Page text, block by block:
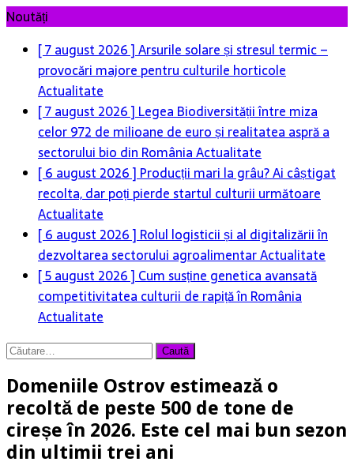
Noutăți
[ 7 august 2026 ]Arsurile solare și stresul termic –
provocări majore pentru culturile horticole
Actualitate
[ 7 august 2026 ] Legea Biodiversității între miza
celor 972 de milioane de euro și realitatea aspră a
sectorului bio din RomâniaActualitate
[ 6 august 2026 ] Producții mari la grâu? Ai câștigat
recolta, dar poți pierde startul culturii următoare
Actualitate
[ 6 august 2026 ] Rolul logisticii și al digitalizării în
dezvoltarea sectorului agroalimentarActualitate
[ 5 august 2026 ] Cum susține genetica avansată
competitivitatea culturii de rapiță în România
Actualitate
Caută
Domeniile Ostrov estimează o
recoltă de peste 500 de tone de
cireșe în 2026. Este cel mai bun sezon
din ultimii trei ani